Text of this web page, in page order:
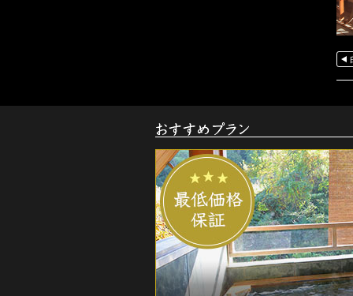
お
す
め
ご
宿
泊
プ
ラ
ン